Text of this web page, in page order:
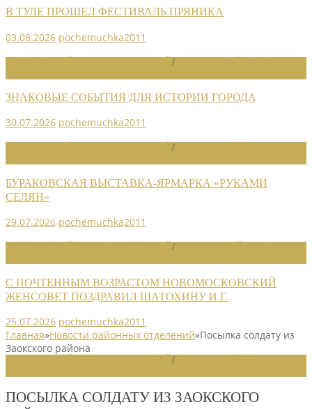
В ТУЛЕ ПРОШЕЛ ФЕСТИВАЛЬ ПРЯНИКА
03.08.2026 pochemuchka2011
/
ЗНАКОВЫЕ СОБЫТИЯ ДЛЯ ИСТОРИИ ГОРОДА
30.07.2026 pochemuchka2011
/
БУРАКОВСКАЯ ВЫСТАВКА-ЯРМАРКА «РУКАМИ
СЕЛЯН»
29.07.2026 pochemuchka2011
/
С ПОЧТЕННЫМ ВОЗРАСТОМ НОВОМОСКОВСКИЙ
ЖЕНСОВЕТ ПОЗДРАВИЛ ШАТОХИНУ И.Г.
25.07.2026 pochemuchka2011
Главная»Новости районных отделений»Посылка солдату из
Заокского района
/
ПОСЫЛКА СОЛДАТУ ИЗ ЗАОКСКОГО